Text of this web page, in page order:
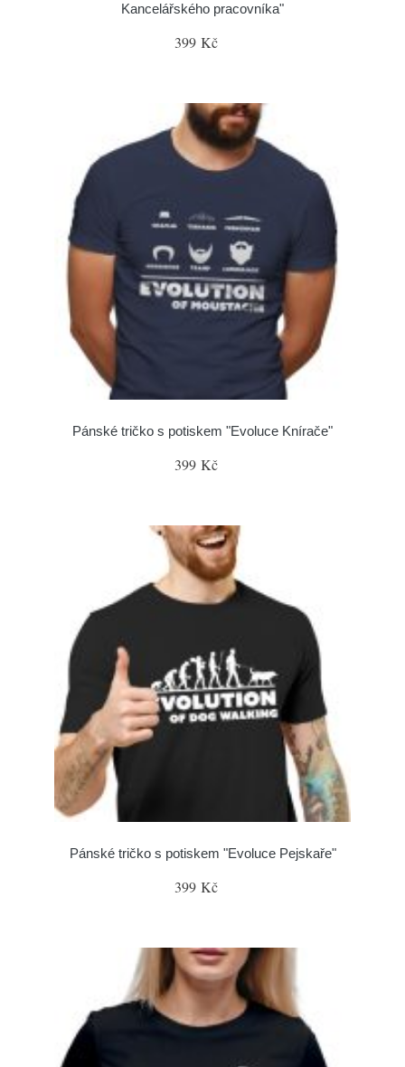
Kancelářského pracovníka"
399 Kč
Pánské tričko s potiskem "Evoluce Knírače"
399 Kč
Pánské tričko s potiskem "Evoluce Pejskaře"
399 Kč